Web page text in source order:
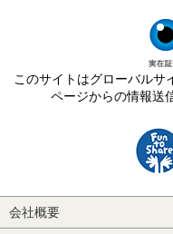
このサイトはグローバルサ
ページからの情報送
会社概要